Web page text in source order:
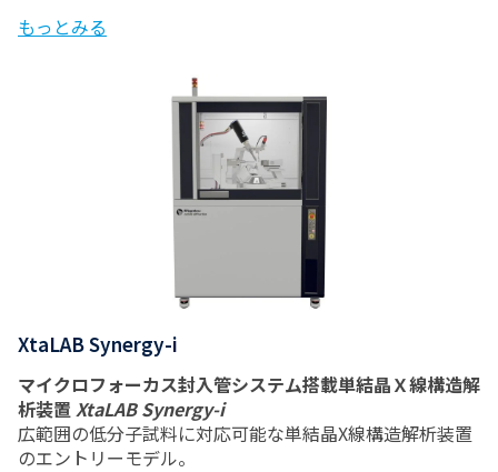
もっとみる
XtaLAB Synergy-i
マイクロフォーカス封入管システム搭載単結晶Ｘ線構造解
析装置XtaLAB Synergy-i
広範囲の低分子試料に対応可能な単結晶X線構造解析装置
のエントリーモデル。